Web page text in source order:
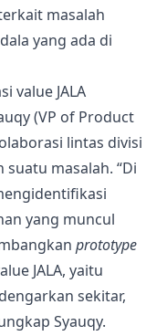
masalah
yang ada di
value JALA
(VP of Product
lintas divisi
masalah. “Di
yang muncul
prototype
JALA, yaitu
sekitar,
Syauqy.